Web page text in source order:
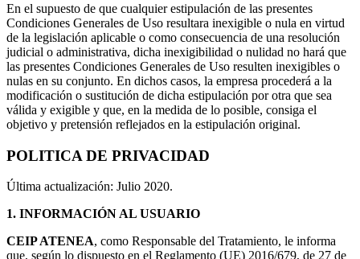
En el supuesto de que cualquier estipulación de las presentes
Condiciones Generales de Uso resultara inexigible o nula en virtud
de la legislación aplicable o como consecuencia de una resolución
judicial o administrativa, dicha inexigibilidad o nulidad no hará que
las presentes Condiciones Generales de Uso resulten inexigibles o
nulas en su conjunto. En dichos casos, la empresa procederá a la
modificación o sustitución de dicha estipulación por otra que sea
válida y exigible y que, en la medida de lo posible, consiga el
objetivo y pretensión reflejados en la estipulación original.
POLITICA DE PRIVACIDAD
Última actualización: Julio 2020.
1. INFORMACIÓN AL USUARIO
CEIP ATENEA, como Responsable del Tratamiento, le informa
que, según lo dispuesto en el Reglamento (UE) 2016/679, de 27 de